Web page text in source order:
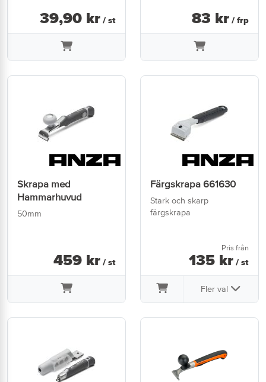
39,90 kr / st 83 kr / frp
Skrapa med
Hammarhuvud
50mm
459 kr / st
Färgskrapa 661630
Stark och skarp
färgskrapa
Pris från
135 kr / st
Fler val